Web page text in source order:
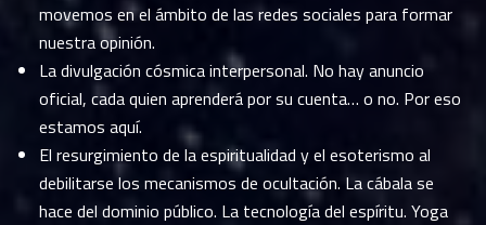
movemos en el ámbito de las redes sociales para formar
nuestra opinión.
La divulgación cósmica interpersonal. No hay anuncio
oficial, cada quien aprenderá por su cuenta… o no. Por eso
estamos aquí.
El resurgimiento de la espiritualidad y el esoterismo al
debilitarse los mecanismos de ocultación. La cábala se
hace del dominio público. La tecnología del espíritu. Yoga